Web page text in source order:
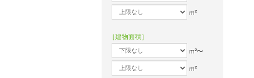
m²
［建物面積］
m²〜
m²